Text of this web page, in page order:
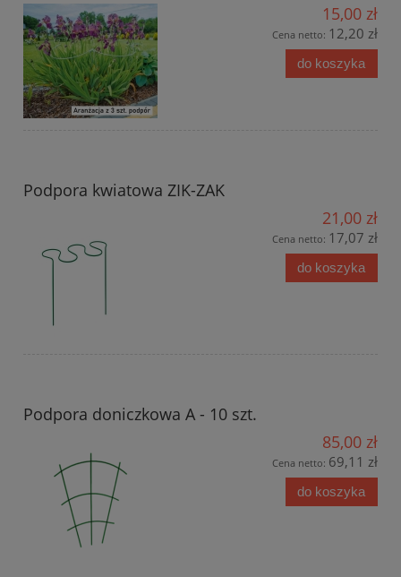
15,00 zł
Cena netto: 12,20 zł
do koszyka
Podpora kwiatowa ZIK-ZAK
21,00 zł
Cena netto: 17,07 zł
do koszyka
Podpora doniczkowa A - 10 szt.
85,00 zł
Cena netto: 69,11 zł
do koszyka